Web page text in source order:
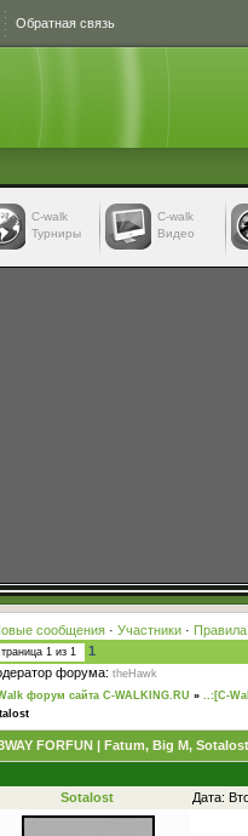
Обратная связь
С-walk
Турниры
С-walk
Видео
сообщения · Участники ·
1 из 1
1
форума: theHawk
форум сайта C-WALKING.RU » ..:[C-
FORFUN | Fatum, Big M, Sotalost
Sotalost Дата: